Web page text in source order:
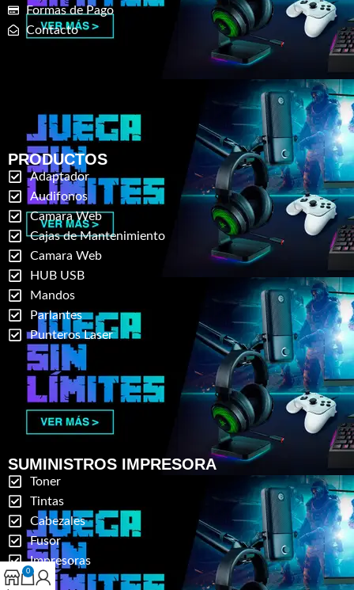
Formas de Pago
Contacto
PRODUCTOS
Adaptador
Audifonos
Camara Web
Cajas de Mantenimiento
Camara Web
HUB USB
Mandos
Parlantes
Punteros Laser
SUMINISTROS IMPRESORA
Toner
Tintas
Cabezales
Fusor
Impresoras
0